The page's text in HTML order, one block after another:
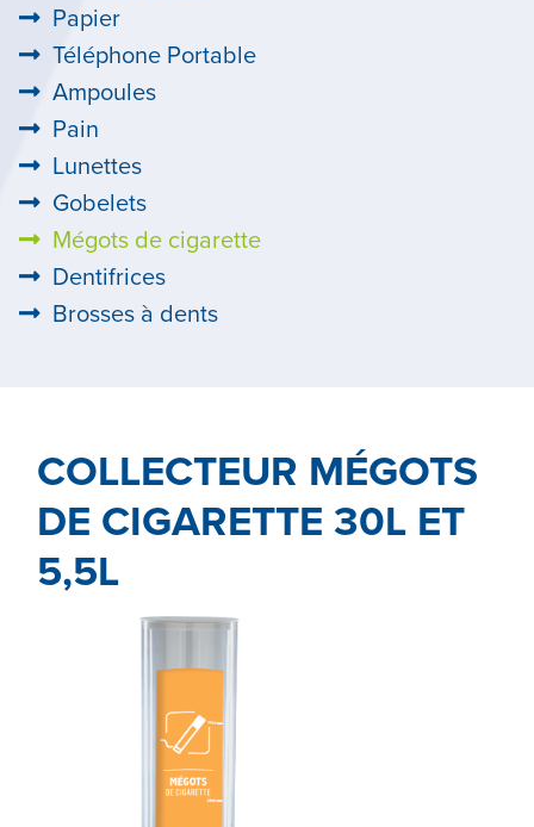
Papier
Téléphone Portable
Ampoules
Pain
Lunettes
Gobelets
Mégots de cigarette
Dentifrices
Brosses à dents
COLLECTEUR MÉGOTS
DE CIGARETTE 30L ET
5,5L